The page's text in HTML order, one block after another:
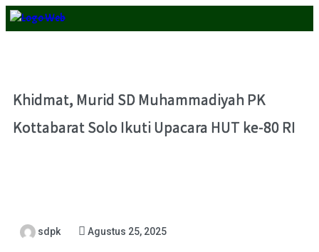
Khidmat, Murid SD Muhammadiyah PK
Kottabarat Solo Ikuti Upacara HUT ke-80 RI
sdpk Agustus 25, 2025